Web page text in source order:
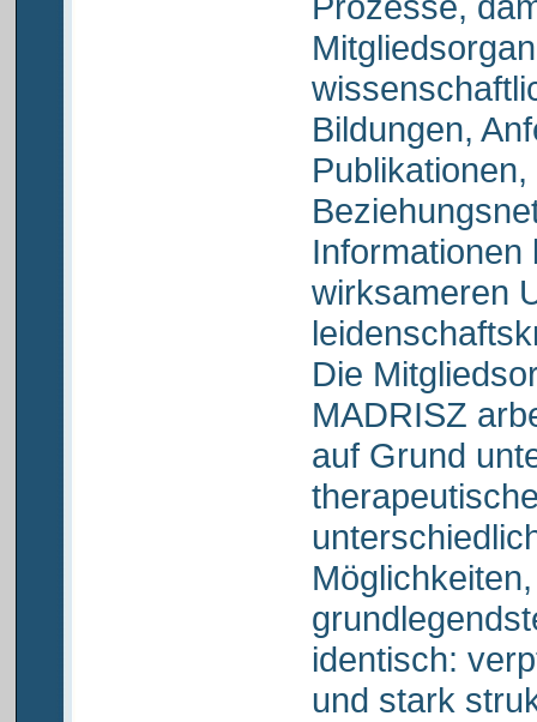
Bildungen,
Informationen
wirksameren
Die
MADRISZ
auf Grund
identisch:
und stark